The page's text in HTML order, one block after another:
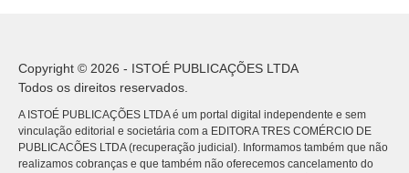
Copyright © 2026 - ISTOÉ PUBLICAÇÕES LTDA
Todos os direitos reservados.
A ISTOÉ PUBLICAÇÕES LTDA é um portal digital independente e sem
vinculação editorial e societária com a EDITORA TRES COMÉRCIO DE
PUBLICACÕES LTDA (recuperação judicial). Informamos também que não
realizamos cobranças e que também não oferecemos cancelamento do